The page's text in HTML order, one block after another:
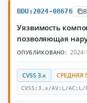
BDU:2024-08676
Уязвимость
позволяющая
ОПУБЛИКОВАНО:
CVSS 3.x СРЕДНЯЯ
CVSS:3.x/AV:L/